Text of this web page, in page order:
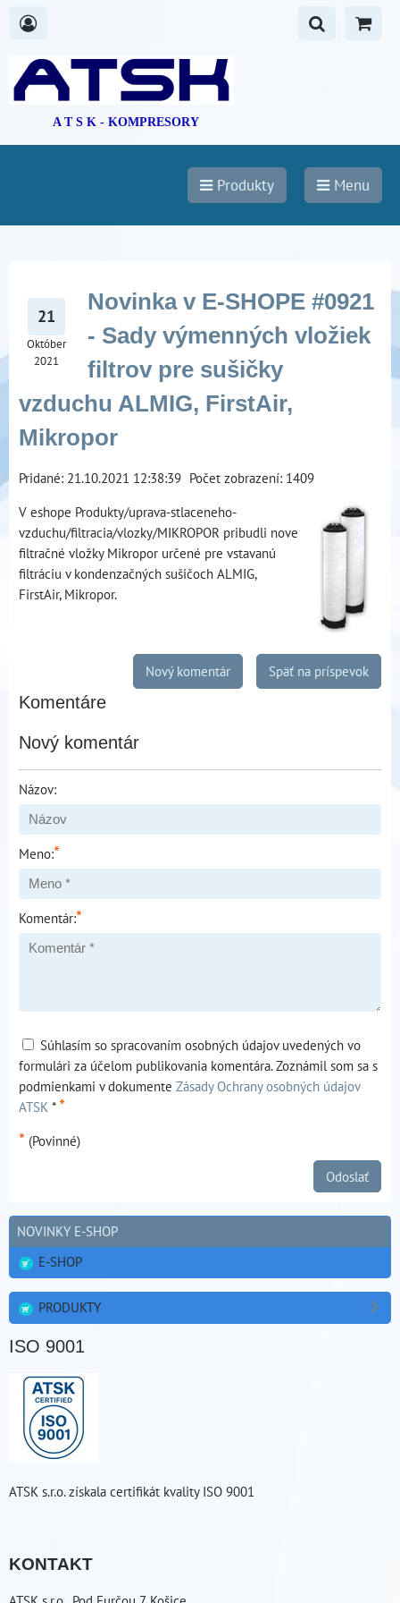
A T S K - KOMPRESORY
Produkty Menu
21
Október
2021
Novinka v E-SHOPE #0921
- Sady výmenných vložiek
filtrov pre sušičky
vzduchu ALMIG, FirstAir,
Mikropor
Pridané: 21.10.2021 12:38:39 Počet zobrazení: 1409
V eshope Produkty/uprava-stlaceneho-
vzduchu/filtracia/vlozky/MIKROPOR pribudli nove
filtračné vložky Mikropor určené pre vstavanú
filtráciu v kondenzačných sušičoch ALMIG,
FirstAir, Mikropor.
Späť na príspevok
Nový komentár
Komentáre
Nový komentár
Názov:
Meno:*
Komentár:*
Súhlasím so spracovaním osobných údajov uvedených vo
formulári za účelom publikovania komentára. Zoznámil som sa s
podmienkami v dokumente Zásady Ochrany osobných údajov
ATSK **
* (Povinné)
Odoslať
NOVINKY E-SHOP
E-SHOP
PRODUKTY
ISO 9001
ATSK s.r.o. získala certifikát kvality ISO 9001
KONTAKT